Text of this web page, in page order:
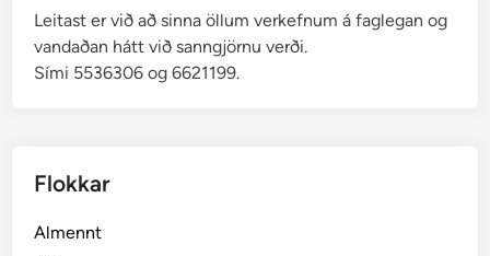
Leitast er við að sinna öllum verkefnum á faglegan og
vandaðan hátt við sanngjörnu verði.
Sími 5536306 og 6621199.
Flokkar
Almennt